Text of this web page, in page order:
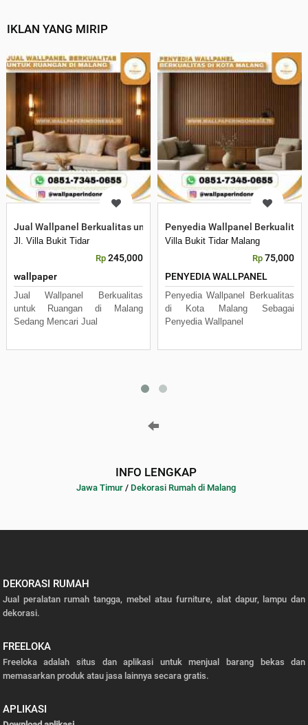
IKLAN YANG MIRIP
Jual Wallpanel Berkualitas untuk Ruangan di Malang
Jl. Villa Bukit Tidar
Rp 245,000
wallpaper
Jual Wallpanel Berkualitas
untuk Ruangan di Malang
Sedang Mencari Jual
Penyedia Wallpanel Berkualitas
Villa Bukit Tidar Malang
Rp 75,000
PENYEDIA WALLPANEL
Penyedia Wallpanel Berkualitas
di Kota Malang Sebagai
Penyedia Wallpanel
INFO LENGKAP
Jawa Timur / Dekorasi Rumah di Malang
DEKORASI RUMAH
Jual peralatan rumah tangga, mebel atau furniture, alat dapur, lampu dan
dekorasi.
FREELOKA
Freeloka adalah situs dan aplikasi untuk menjual barang bekas dan
memasarkan produk atau jasa lainnya secara gratis.
APLIKASI